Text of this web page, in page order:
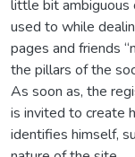
little bit ambiguous
used to while
pages and friends
the pillars of the
As soon as, the
is invited to create
identifies himself,